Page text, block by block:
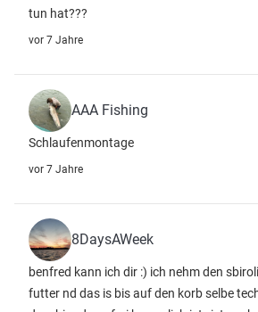
tun hat???
vor 7 Jahre
AAA Fishing
Schlaufenmontage
vor 7 Jahre
8DaysAWeek
benfred kann ich dir :) ich nehm den
futter nd das is bis auf den korb selbe